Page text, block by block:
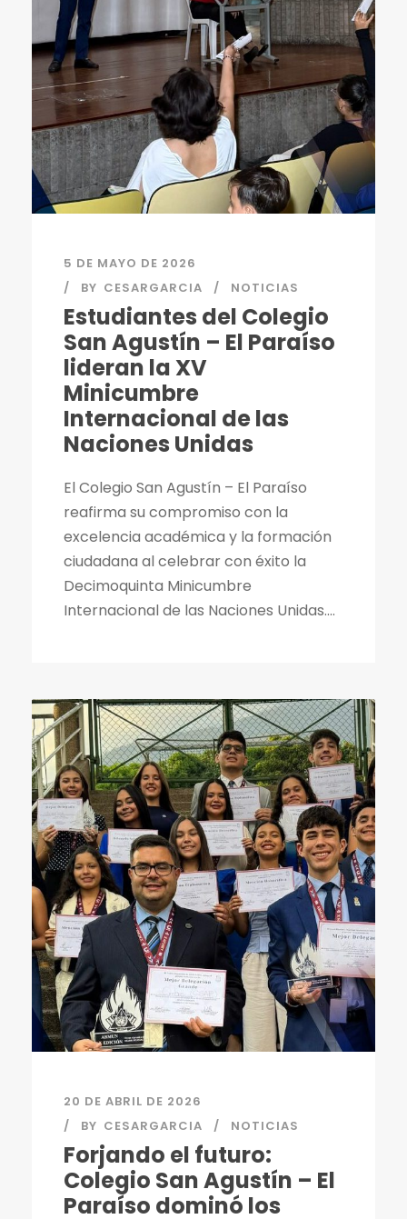
5 DE MAYO DE 2026
BY CESARGARCIA NOTICIAS
Estudiantes del Colegio
San Agustín – El Paraíso
lideran la XV
Minicumbre
Internacional de las
Naciones Unidas
El Colegio San Agustín – El Paraíso
reafirma su compromiso con la
excelencia académica y la formación
ciudadana al celebrar con éxito la
Decimoquinta Minicumbre
Internacional de las Naciones Unidas....
20 DE ABRIL DE 2026
BY CESARGARCIA NOTICIAS
Forjando el futuro:
Colegio San Agustín – El
Paraíso dominó los